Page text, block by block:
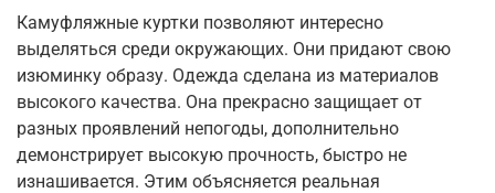
Камуфляжные куртки позволяют интересно
выделяться среди окружающих. Они придают свою
изюминку образу. Одежда сделана из материалов
высокого качества. Она прекрасно защищает от
разных проявлений непогоды, дополнительно
демонстрирует высокую прочность, быстро не
изнашивается. Этим объясняется реальная